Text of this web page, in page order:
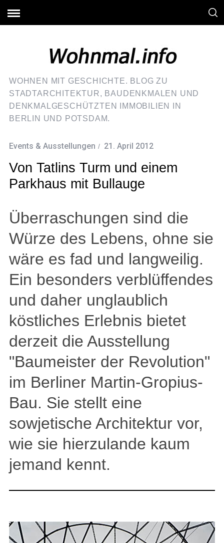
WOHNEN MIT GESCHICHTE. BLOG ZU
STADTARCHITEKTUR, BAUDENKMALEN UND
DENKMALGESCHÜTZTEN IMMOBILIEN IN
BERLIN UND POTSDAM.
Events & Ausstellungen 21. April 2012
Von Tatlins Turm und einem
Parkhaus mit Bullauge
Überraschungen sind die
Würze des Lebens, ohne sie
wäre es fad und langweilig.
Ein besonders verblüffendes
und daher unglaublich
köstliches Erlebnis bietet
derzeit die Ausstellung
"Baumeister der Revolution"
im Berliner Martin-Gropius-
Bau. Sie stellt eine
sowjetische Architektur vor,
wie sie hierzulande kaum
jemand kennt.